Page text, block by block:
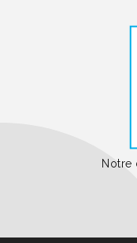
Notre